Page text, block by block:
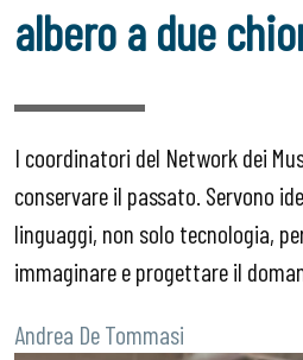
albero a due
I coordinatori del Network dei
conservare il passato. Servono
linguaggi, non solo tecnologia,
immaginare e progettare il
Andrea De Tommasi